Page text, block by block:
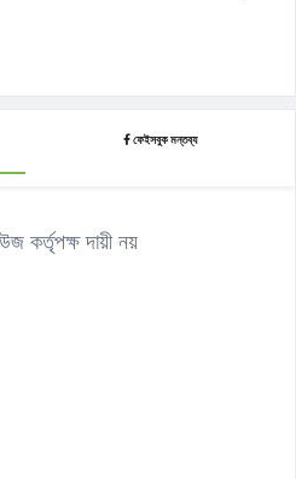
ফেইসবুক মন্তব্য
কর্তৃপক্ষ দায়ী নয়